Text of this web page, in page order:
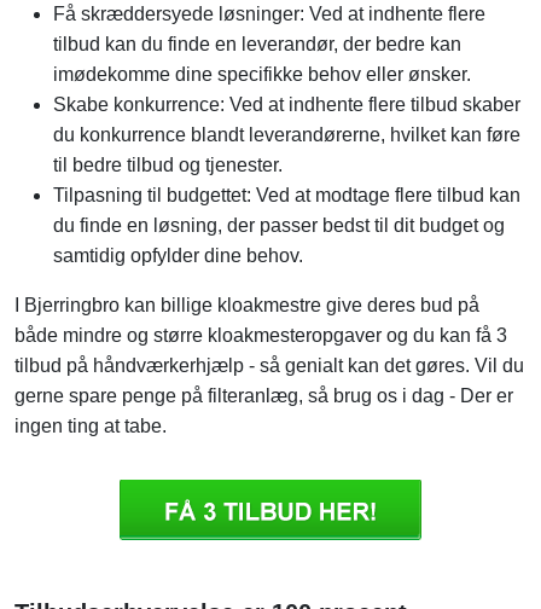
Få skræddersyede løsninger: Ved at indhente flere
tilbud kan du finde en leverandør, der bedre kan
imødekomme dine specifikke behov eller ønsker.
Skabe konkurrence: Ved at indhente flere tilbud skaber
du konkurrence blandt leverandørerne, hvilket kan føre
til bedre tilbud og tjenester.
Tilpasning til budgettet: Ved at modtage flere tilbud kan
du finde en løsning, der passer bedst til dit budget og
samtidig opfylder dine behov.
I Bjerringbro kan billige kloakmestre give deres bud på
både mindre og større kloakmesteropgaver og du kan få 3
tilbud på håndværkerhjælp - så genialt kan det gøres. Vil du
gerne spare penge på filteranlæg, så brug os i dag - Der er
ingen ting at tabe.